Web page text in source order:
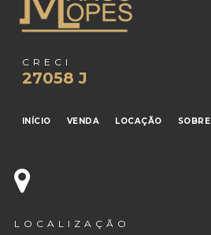
CRECI
27058 J
INÍCIO VENDA LOCAÇÃO SOBRE
LOCALIZAÇÃO